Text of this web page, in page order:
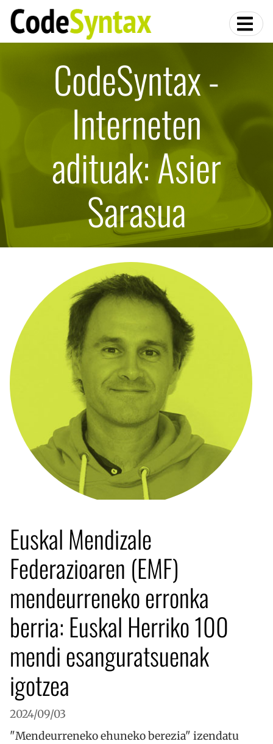
CodeSyntax -
Interneten
adituak: Asier
Sarasua
Euskal Mendizale
Federazioaren (EMF)
mendeurreneko erronka
berria: Euskal Herriko 100
mendi esanguratsuenak
igotzea
2024/09/03
"Mendeurreneko ehuneko berezia" izendatu